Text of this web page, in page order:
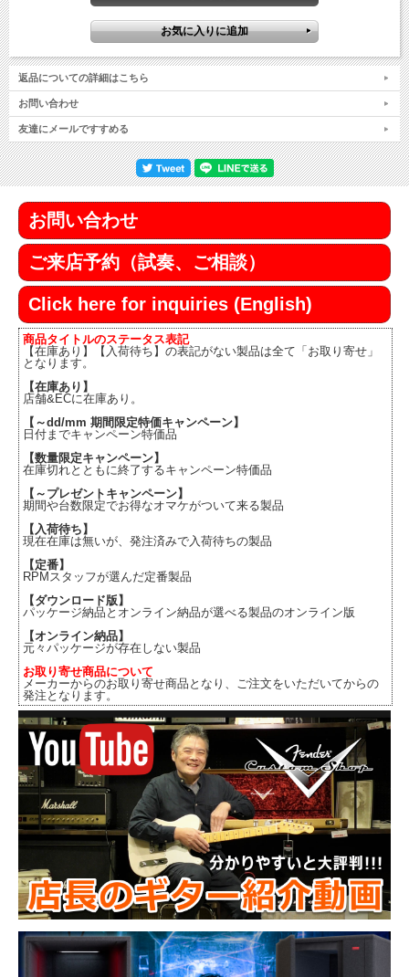
返品についての詳細はこちら
お問い合わせ
友達にメールですすめる
お問い合わせ
ご来店予約（試奏、ご相談）
Click here for inquiries (English)
商品タイトルのステータス表記
【在庫あり】【入荷待ち】の表記がない製品は全て「お取り寄せ」
となります。
【在庫あり】
店舗&ECに在庫あり。
【～dd/mm 期間限定特価キャンペーン】
日付までキャンペーン特価品
【数量限定キャンペーン】
在庫切れとともに終了するキャンペーン特価品
【～プレゼントキャンペーン】
期間や台数限定でお得なオマケがついて来る製品
【入荷待ち】
現在在庫は無いが、発注済みで入荷待ちの製品
【定番】
RPMスタッフが選んだ定番製品
【ダウンロード版】
パッケージ納品とオンライン納品が選べる製品のオンライン版
【オンライン納品】
元々パッケージが存在しない製品
お取り寄せ商品について
メーカーからのお取り寄せ商品となり、ご注文をいただいてからの
発注となります。